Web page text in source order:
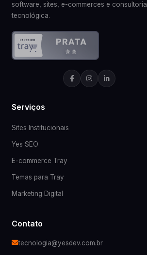
software, sites, e-commerces e consultoria
tecnológica.
Serviços
Sites Institucionais
Yes SEO
E-commerce Tray
Temas para Tray
Marketing Digital
Contato
tecnologia@yesdev.com.br